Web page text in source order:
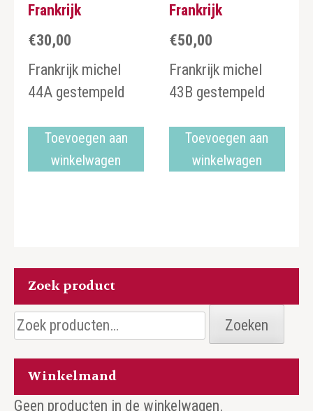
Frankrijk
€30,00
Frankrijk michel
44A gestempeld
Toevoegen aan
winkelwagen
Frankrijk
€50,00
Frankrijk michel
43B gestempeld
Toevoegen aan
winkelwagen
Zoek product
Zoeken
naar:
Zoeken
Winkelmand
Geen producten in de winkelwagen.